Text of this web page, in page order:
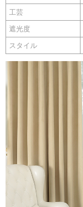
工芸
遮光度
スタイル